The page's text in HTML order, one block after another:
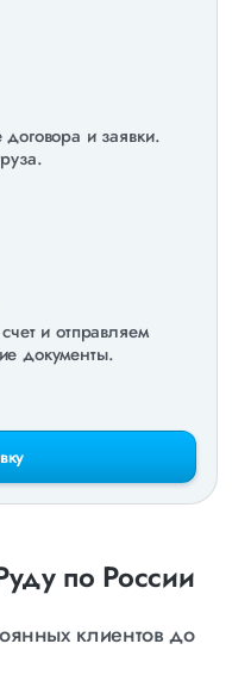
и заявки.
и отправляем
документы.
по России
клиентов до